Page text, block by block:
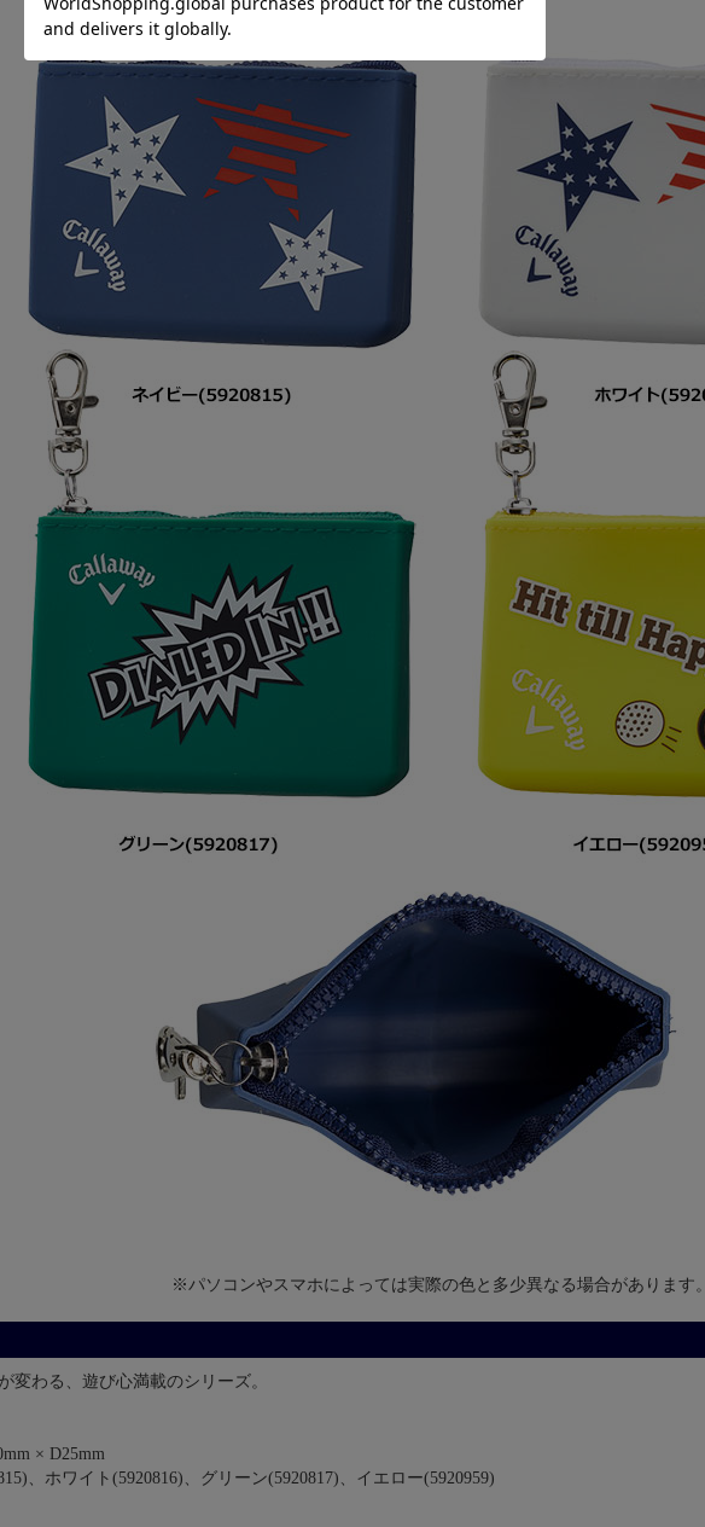
※パソコンやスマホによっては実際の色と多少異なる場合があります。
変わる、遊び心満載のシリーズ。
× D25mm
、ホワイト(5920816)、グリーン(5920817)、イエロー(5920959)